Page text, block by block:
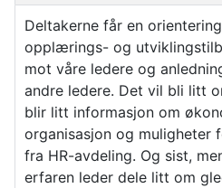
Deltakerne får en
opplærings- og
mot våre ledere og
andre ledere. Det vil bli litt
blir litt informasjon om
organisasjon og muligheter
fra HR-avdeling. Og sist,
erfaren leder dele litt om